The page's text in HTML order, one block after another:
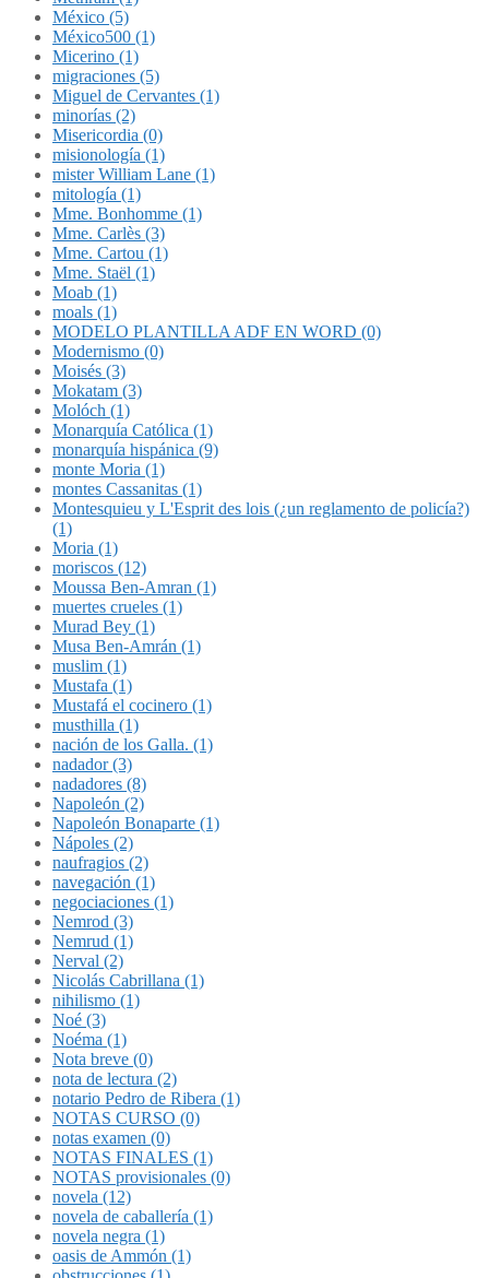
México (5)
México500 (1)
Micerino (1)
migraciones (5)
Miguel de Cervantes (1)
minorías (2)
Misericordia (0)
misionología (1)
mister William Lane (1)
mitología (1)
Mme. Bonhomme (1)
Mme. Carlès (3)
Mme. Cartou (1)
Mme. Staël (1)
Moab (1)
moals (1)
MODELO PLANTILLA ADF EN WORD (0)
Modernismo (0)
Moisés (3)
Mokatam (3)
Molóch (1)
Monarquía Católica (1)
monarquía hispánica (9)
monte Moria (1)
montes Cassanitas (1)
Montesquieu y L'Esprit des lois (¿un reglamento de policía?)
(1)
Moria (1)
moriscos (12)
Moussa Ben-Amran (1)
muertes crueles (1)
Murad Bey (1)
Musa Ben-Amrán (1)
muslim (1)
Mustafa (1)
Mustafá el cocinero (1)
musthilla (1)
nación de los Galla. (1)
nadador (3)
nadadores (8)
Napoleón (2)
Napoleón Bonaparte (1)
Nápoles (2)
naufragios (2)
navegación (1)
negociaciones (1)
Nemrod (3)
Nemrud (1)
Nerval (2)
Nicolás Cabrillana (1)
nihilismo (1)
Noé (3)
Noéma (1)
Nota breve (0)
nota de lectura (2)
notario Pedro de Ribera (1)
NOTAS CURSO (0)
notas examen (0)
NOTAS FINALES (1)
NOTAS provisionales (0)
novela (12)
novela de caballería (1)
novela negra (1)
oasis de Ammón (1)